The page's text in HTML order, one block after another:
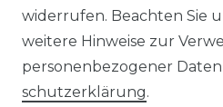
Wir
widerrufen. Beachten Sie
weitere Hinweise zur
personenbezogener
schutz­erklärung.